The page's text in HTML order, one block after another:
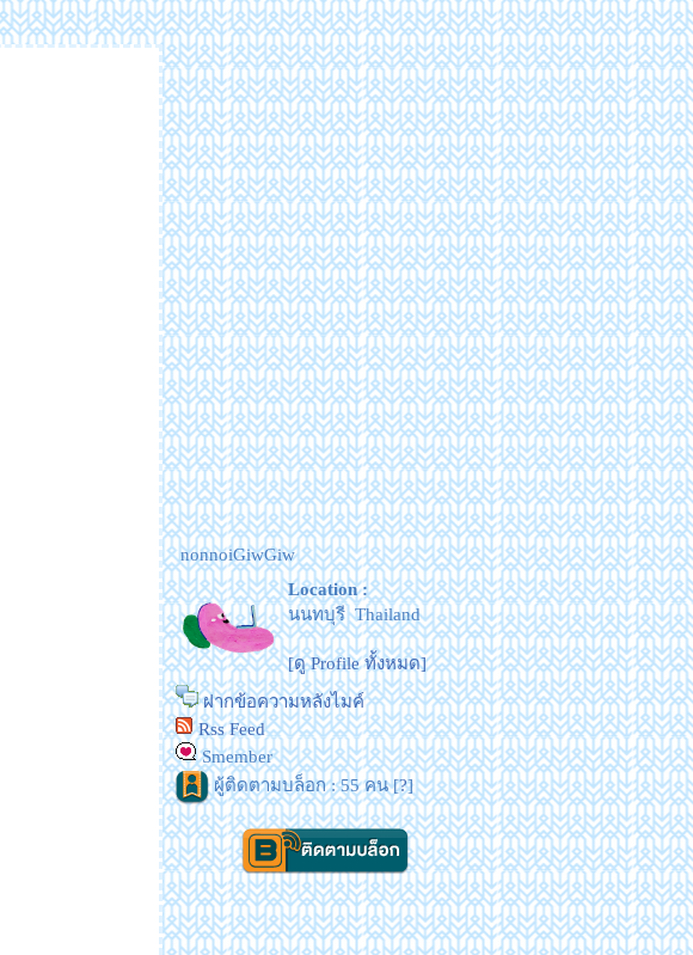
nonnoiGiwGiw
Location :
นนทบุรี Thailand
[ดู Profile ทั้งหมด]
ฝากข้อความหลังไมค์
Rss Feed
Smember
ผู้ติดตามบล็อก : 55 คน [?]